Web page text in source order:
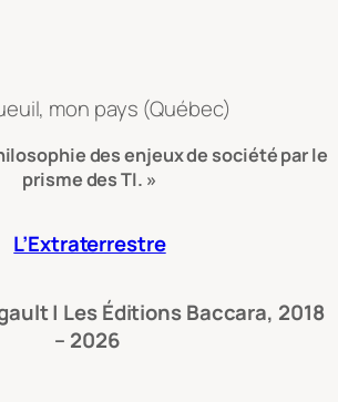
mon pays (Québec)
des enjeux de société par le
prisme des TI. »
L’Extraterrestre
| Les Éditions Baccara, 2018
– 2026